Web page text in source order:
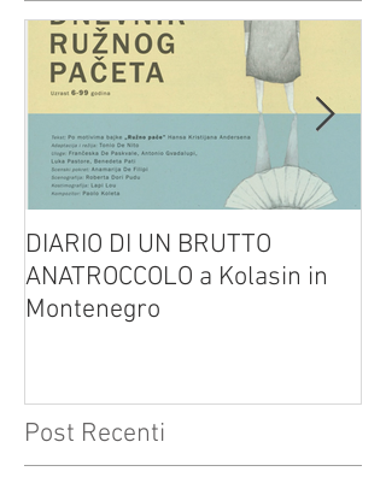
DIARIO DI UN BRUTTO
ANATROCCOLO a Kolasin in
Montenegro
Post Recenti